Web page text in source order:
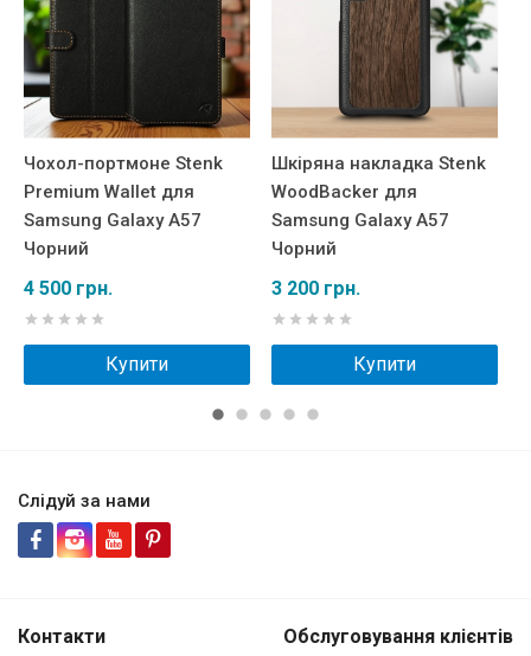
Чохол-портмоне Stenk
Premium Wallet для
Samsung Galaxy A57
Чорний
4 500 грн.
Купити
Шкіряна накладка Stenk
WoodBacker для
Samsung Galaxy A57
Чорний
3 200 грн.
Купити
Слідуй за нами
Контакти Обслуговування клієнтів